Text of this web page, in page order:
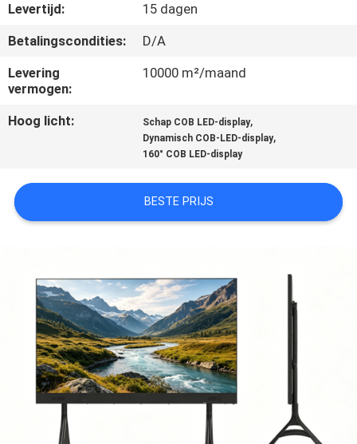
SITEMAP
PRIVACYBELEID
Levertijd:
15 dagen
Betalingscondities:
D/A
Levering
vermogen:
10000 m²/maand
Hoog licht: Schap COB LED-display,
Dynamisch COB-LED-display,
160° COB LED-display
BESTE PRIJS